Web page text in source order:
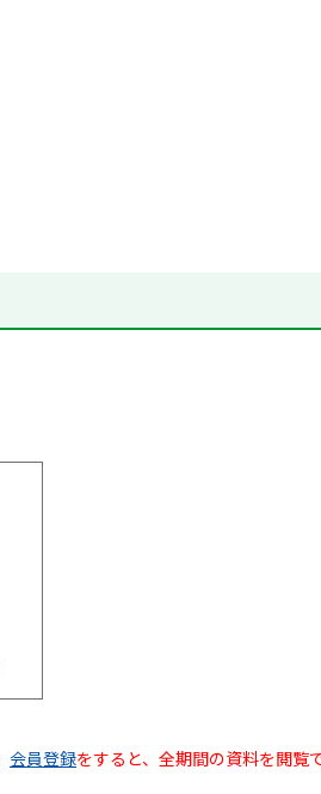
会員登録をすると、全期間の資料を閲覧